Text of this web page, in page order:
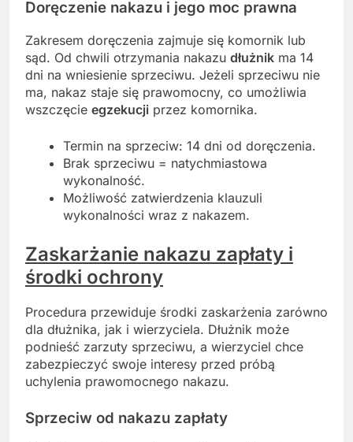
Doręczenie nakazu i jego moc prawna
Zakresem doręczenia zajmuje się komornik lub
sąd. Od chwili otrzymania nakazu dłużnik ma 14
dni na wniesienie sprzeciwu. Jeżeli sprzeciwu nie
ma, nakaz staje się prawomocny, co umożliwia
wszczęcie egzekucji przez komornika.
Termin na sprzeciw: 14 dni od doręczenia.
Brak sprzeciwu = natychmiastowa
wykonalność.
Możliwość zatwierdzenia klauzuli
wykonalności wraz z nakazem.
Zaskarżanie nakazu zapłaty i
środki ochrony
Procedura przewiduje środki zaskarżenia zarówno
dla dłużnika, jak i wierzyciela. Dłużnik może
podnieść zarzuty sprzeciwu, a wierzyciel chce
zabezpieczyć swoje interesy przed próbą
uchylenia prawomocnego nakazu.
Sprzeciw od nakazu zapłaty